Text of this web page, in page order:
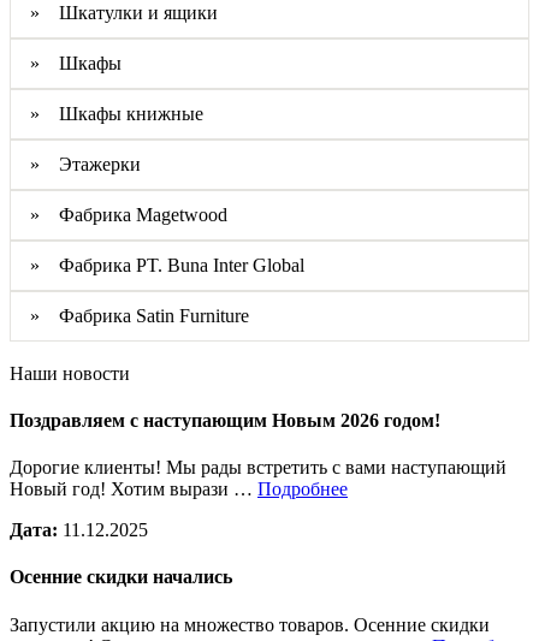
» Шкатулки и ящики
» Шкафы
» Шкафы книжные
» Этажерки
» Фабрика Magetwood
» Фабрика PT. Buna Inter Global
» Фабрика Satin Furniture
Наши новости
Поздравляем с наступающим Новым 2026 годом!
Дорогие клиенты! Мы рады встретить с вами наступающий
Новый год! Хотим вырази … Подробнее
Дата: 11.12.2025
Осенние скидки начались
Запустили акцию на множество товаров. Осенние скидки